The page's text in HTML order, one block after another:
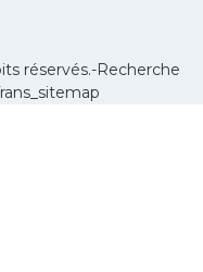
réservés.-Recherche